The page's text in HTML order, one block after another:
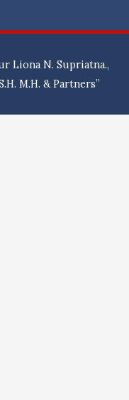
Liona N. Supriatna.,
M.H. & Partners”